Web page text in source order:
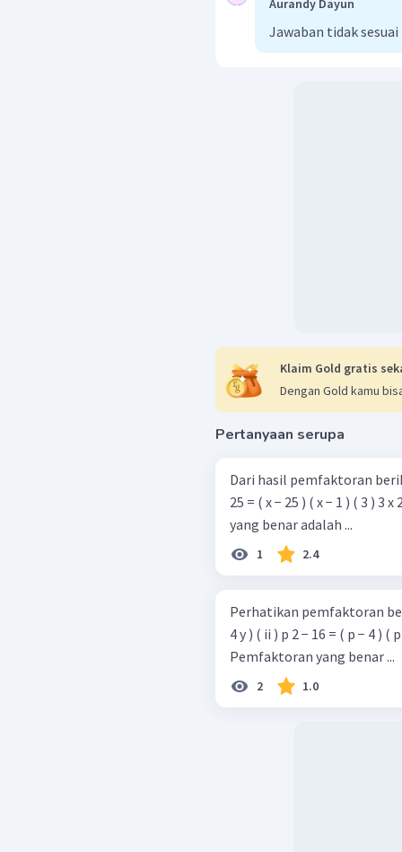
Jawaban tidak sesuai
Klaim Gold gratis
Dengan Gold kamu
Pertanyaan serupa
Dari hasil pemfaktoran berikut : ( 1 ) 14 x 2 + 7 y = 7 ( 2 x 2 + y )
25 = ( x − 25 ) ( x − 1 ) ( 3 ) 3 x 2 + 5
yang benar adalah ...
1 2.4
Perhatikan pemfaktoran berikut ini ! ( i ) 15 x 2 y − 20
4 y ) ( ii ) p 2 − 16 = ( p − 4 ) (
Pemfaktoran yang benar ...
2 1.0